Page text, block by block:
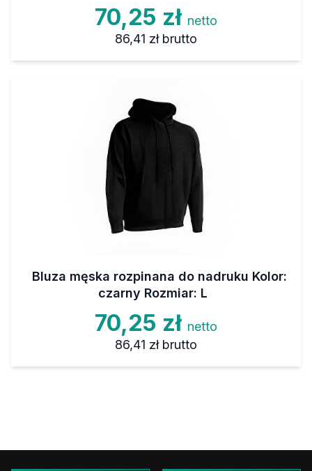
70,25 zł netto
86,41 zł brutto
Bluza męska rozpinana do nadruku Kolor:
czarny Rozmiar: L
70,25 zł netto
86,41 zł brutto